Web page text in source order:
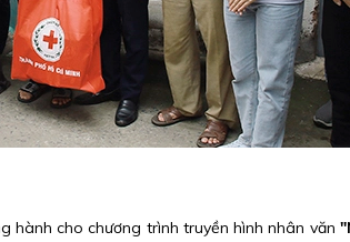
hành cho chương trình truyền hình nhân văn